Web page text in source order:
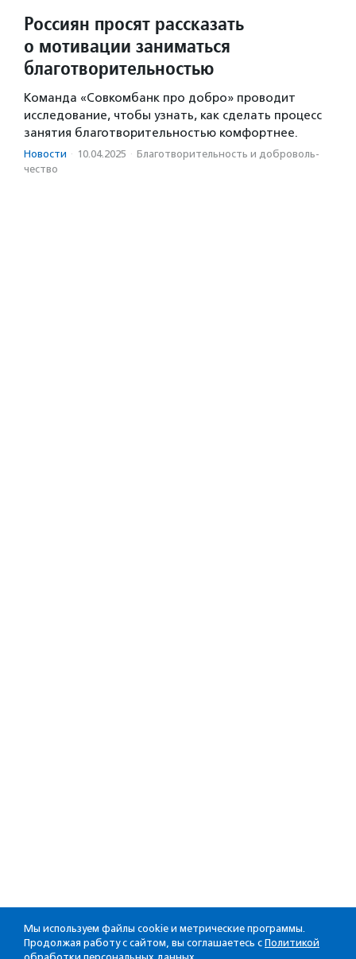
Россиян просят рассказать
о мотивации заниматься
благотворительностью
Команда «Совкомбанк про добро» проводит
исследование, чтобы узнать, как сделать процесс
занятия благотворительностью комфортнее.
Новости · 10.04.2025 · Благотвори­тель­ность и доброволь­
чест­во
Мы используем файлы cookie и метрические программы.
Продолжая работу с сайтом, вы соглашаетесь с Политикой